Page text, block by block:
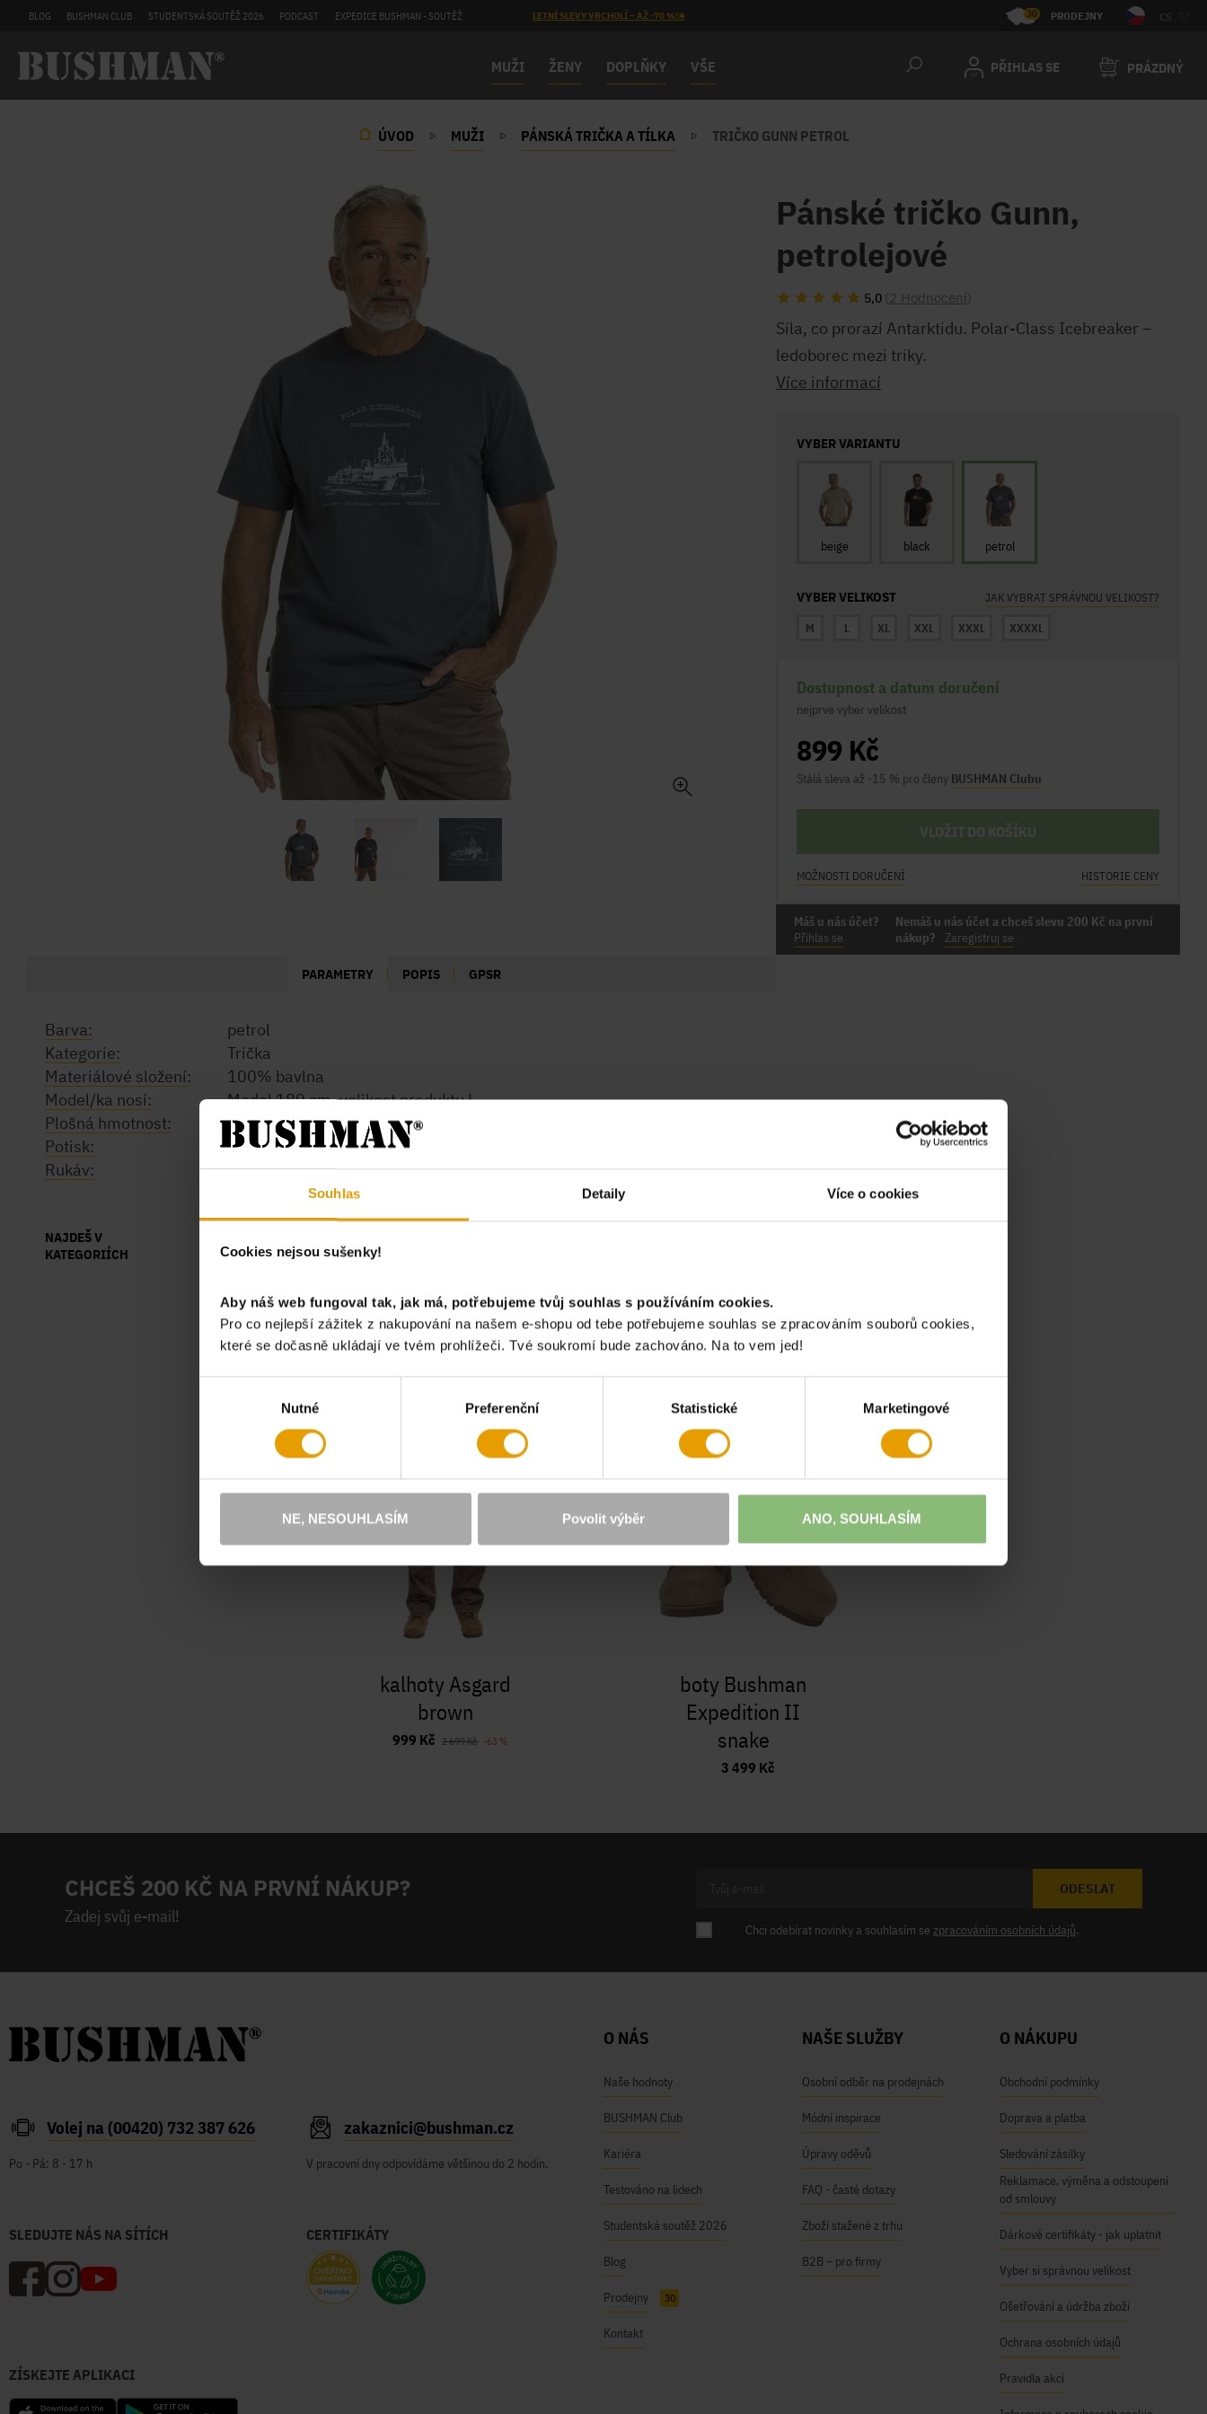
Souhlas Detaily Více o cookies
Cookies nejsou sušenky!
Aby náš web fungoval tak, jak má, potřebujeme tvůj souhlas s používáním cookies.
Pro co nejlepší zážitek z nakupování na našem e-shopu od tebe potřebujeme souhlas se zpracováním souborů cookies,
které se dočasně ukládají ve tvém prohlížeči. Tvé soukromí bude zachováno. Na to vem jed!
Nutné Preferenční Statistické Marketingové
NE, NESOUHLASÍM Povolit výběr ANO, SOUHLASÍM
BLOG BUSHMAN CLUB STUDENTSKÁ SOUTĚŽ 2026 PODCAST EXPEDICE BUSHMAN - SOUTĚŽ LETNÍ SLEVY VRCHOLÍ – AŽ -70 %!☀️ 30 PRODEJNY CS
MUŽI ŽENY DOPLŇKY VŠE PŘIHLAS SE PRÁZDNÝ
ÚVOD MUŽI PÁNSKÁ TRIČKA A TÍLKA TRIČKO GUNN PETROL
Pánské tričko Gunn,
petrolejové
5,0 (2 Hodnocení)
Síla, co prorazí Antarktidu. Polar-Class Icebreaker –
ledoborec mezi triky.
Více informací
VYBER VARIANTU
beige black petrol
VYBER VELIKOST
JAK VYBRAT SPRÁVNOU VELIKOST?
M
L XL XXL XXXL XXXXL
Dostupnost a datum doručení
nejprve vyber velikost
899 Kč
Stálá sleva až -15 % pro členy BUSHMAN Clubu
VLOŽIT DO KOŠÍKU
MOŽNOSTI DORUČENÍ HISTORIE CENY
Máš u nás účet?
Přihlas se
Nemáš u nás účet a chceš slevu 200 Kč na první
nákup?
Zaregistruj se
PARAMETRY POPIS GPSR
Barva:
petrol
Kategorie:
Trička
Materiálové složení:
100% bavlna
Model/ka nosí:
Model 189 cm, velikost produktu L
Plošná hmotnost:
200 g/m2
Potisk:
Ano
Rukáv:
Krátký
NAJDEŠ V
KATEGORIÍCH
KATALOG
MOHLO BY SE TI LÍBIT
kalhoty Asgard
brown
999 Kč 2 699 Kč -63 %
boty Bushman
Expedition II
snake
3 499 Kč
CHCEŠ 200 KČ NA PRVNÍ NÁKUP?
Zadej svůj e-mail!
ODESLAT
Chci odebírat novinky a souhlasím se zpracováním osobních údajů.
Volej na (00420) 732 387 626
Po - Pá: 8 - 17 h
zakaznici@bushman.cz
V pracovní dny odpovídáme většinou do 2 hodin.
SLEDUJTE NÁS NA SÍTÍCH CERTIFIKÁTY
ZÍSKEJTE APLIKACI
O NÁS
Naše hodnoty
BUSHMAN Club
Kariéra
Testováno na lidech
Studentská soutěž 2026
Blog
Prodejny 30
Kontakt
NAŠE SLUŽBY
Osobní odběr na prodejnách
Módní inspirace
Úpravy oděvů
FAQ - časté dotazy
Zboží stažené z trhu
B2B – pro firmy
O NÁKUPU
Obchodní podmínky
Doprava a platba
Sledování zásilky
Reklamace, výměna a odstoupení
od smlouvy
Dárkové certifikáty - jak uplatnit
Vyber si správnou velikost
Ošetřování a údržba zboží
Ochrana osobních údajů
Pravidla akcí